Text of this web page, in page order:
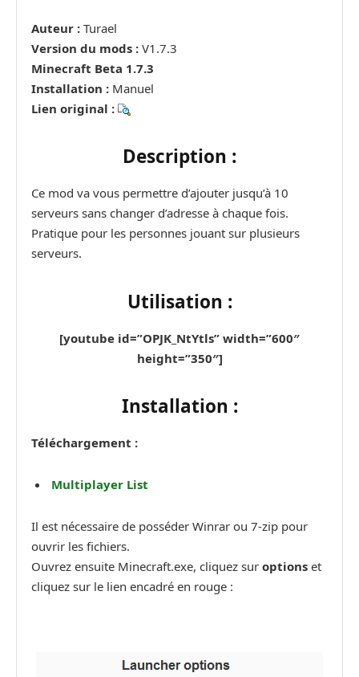
Auteur : Turael
Version du mods : V1.7.3
Minecraft Beta 1.7.3
Installation : Manuel
Lien original :
Description :
Ce mod va vous permettre d’ajouter jusqu’à 10
serveurs sans changer d’adresse à chaque fois.
Pratique pour les personnes jouant sur plusieurs
serveurs.
Utilisation :
[youtube id=”OPJK_NtYtls” width=”600″
height=”350″]
Installation :
Téléchargement :
Multiplayer List
Il est nécessaire de posséder Winrar ou 7-zip pour
ouvrir les fichiers.
Ouvrez ensuite Minecraft.exe, cliquez sur options et
cliquez sur le lien encadré en rouge :